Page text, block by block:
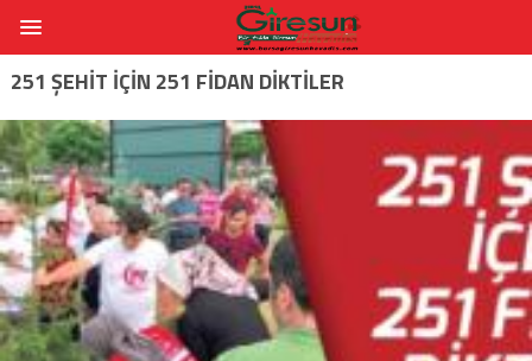
251 ŞEHIT İÇIN 251 FIDAN DIKTILER